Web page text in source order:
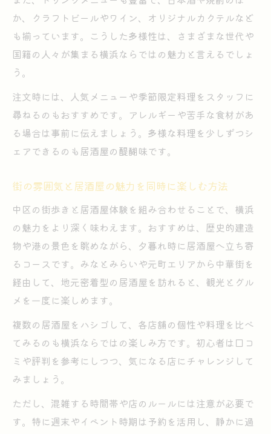
か、クラフトビールやワイン、オリジナルカクテルなど
も揃っています。こうした多様性は、さまざまな世代や
国籍の人々が集まる横浜ならではの魅力と言えるでしょ
う。
注文時には、人気メニューや季節限定料理をスタッフに
尋ねるのもおすすめです。アレルギーや苦手な食材があ
る場合は事前に伝えましょう。多様な料理を少しずつシ
ェアできるのも居酒屋の醍醐味です。
街の雰囲気と居酒屋の魅力を同時に楽しむ方法
中区の街歩きと居酒屋体験を組み合わせることで、横浜
の魅力をより深く味わえます。おすすめは、歴史的建造
物や港の景色を眺めながら、夕暮れ時に居酒屋へ立ち寄
るコースです。みなとみらいや元町エリアから中華街を
経由して、地元密着型の居酒屋を訪れると、観光とグル
メを一度に楽しめます。
複数の居酒屋をハシゴして、各店舗の個性や料理を比べ
てみるのも横浜ならではの楽しみ方です。初心者は口コ
ミや評判を参考にしつつ、気になる店にチャレンジして
みましょう。
ただし、混雑する時間帯や店のルールには注意が必要で
す。特に週末やイベント時期は予約を活用し、静かに過